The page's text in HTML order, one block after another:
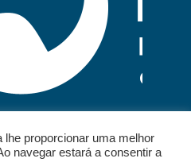
lhe proporcionar uma melhor
navegar estará a consentir a